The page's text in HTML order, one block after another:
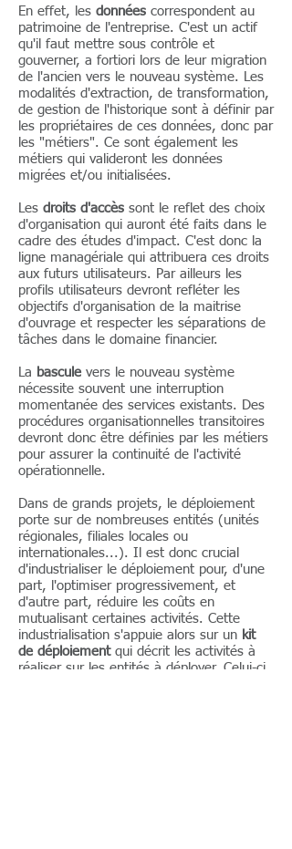
En effet, les données correspondent au
patrimoine de l'entreprise. C'est un actif
qu'il faut mettre sous contrôle et
gouverner, a fortiori lors de leur migration
de l'ancien vers le nouveau système. Les
modalités d'extraction, de transformation,
de gestion de l'historique sont à définir par
les propriétaires de ces données, donc par
les "métiers". Ce sont également les
métiers qui valideront les données
migrées et/ou initialisées.
Les droits d'accès sont le reflet des choix
d'organisation qui auront été faits dans le
cadre des études d'impact. C'est donc la
ligne managériale qui attribuera ces droits
aux futurs utilisateurs. Par ailleurs les
profils utilisateurs devront refléter les
objectifs d'organisation de la maitrise
d'ouvrage et respecter les séparations de
tâches dans le domaine financier.
La bascule vers le nouveau système
nécessite souvent une interruption
momentanée des services existants. Des
procédures organisationnelles transitoires
devront donc être définies par les métiers
pour assurer la continuité de l'activité
opérationnelle.
Dans de grands projets, le déploiement
porte sur de nombreuses entités (unités
régionales, filiales locales ou
internationales...). Il est donc crucial
d'industrialiser le déploiement pour, d'une
part, l'optimiser progressivement, et
d'autre part, réduire les coûts en
mutualisant certaines activités. Cette
industrialisation s'appuie alors sur un kit
de déploiementqui décrit les activités à
réaliser sur les entités à déployer. Celui-ci